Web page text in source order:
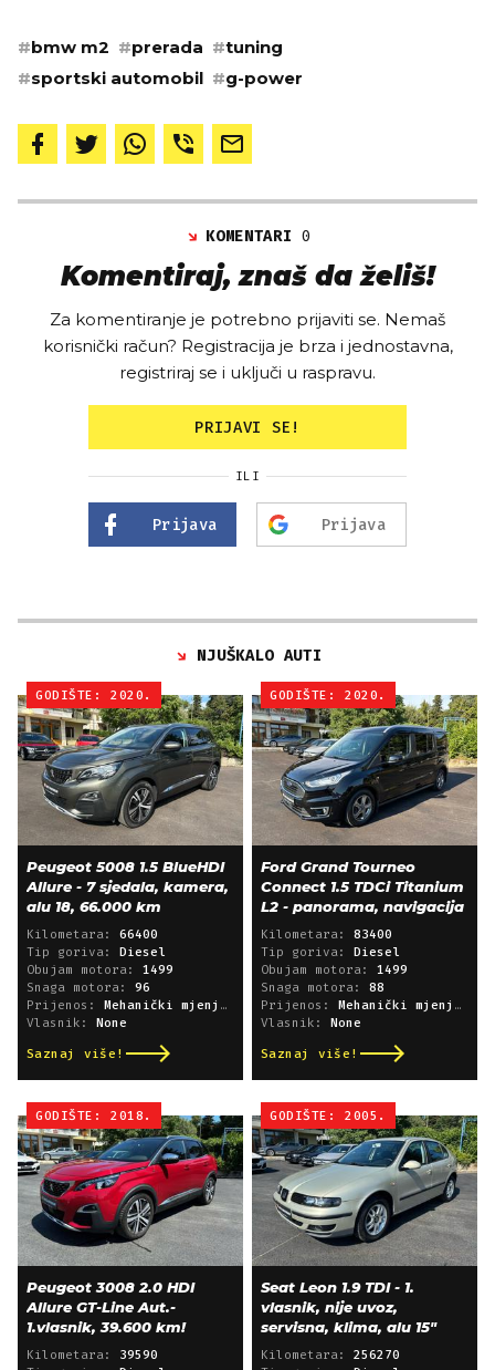
#bmw m2 #prerada #tuning
#sportski automobil #g-power
KOMENTARI0
Komentiraj, znaš da želiš!
Za komentiranje je potrebno prijaviti se. Nemaš
korisnički račun? Registracija je brza i jednostavna,
registriraj se i uključi u raspravu.
PRIJAVI SE!
ILI
Prijava Prijava
NJUŠKALO AUTI
GODIŠTE: 2020.
Peugeot 5008 1.5 BlueHDI
Allure - 7 sjedala, kamera,
alu 18, 66.000 km
Kilometara: 66400
Tip goriva: Diesel
Obujam motora: 1499
Snaga motora: 96
Prijenos: Mehanički mjenjač
Vlasnik: None
Saznaj više!
GODIŠTE: 2020.
Ford Grand Tourneo
Connect 1.5 TDCi Titanium
L2 - panorama, navigacija
Kilometara: 83400
Tip goriva: Diesel
Obujam motora: 1499
Snaga motora: 88
Prijenos: Mehanički mjenjač
Vlasnik: None
Saznaj više!
GODIŠTE: 2018.
Peugeot 3008 2.0 HDI
Allure GT-Line Aut.-
1.vlasnik, 39.600 km!
Kilometara: 39590
GODIŠTE: 2005.
Seat Leon 1.9 TDI - 1.
vlasnik, nije uvoz,
servisna, klima, alu 15"
Kilometara: 256270